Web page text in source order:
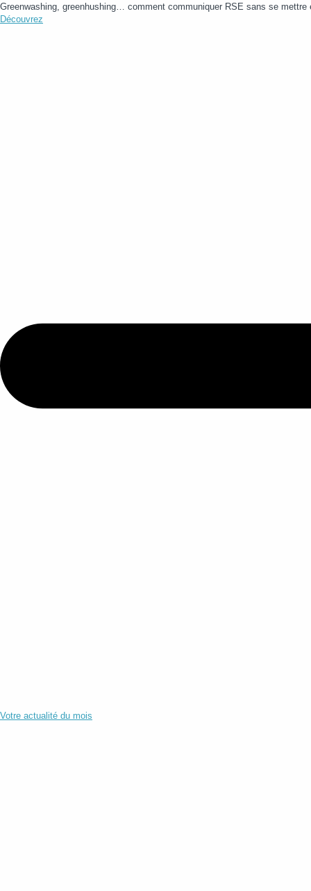
Greenwashing, greenhushing… comment communiquer RSE sans se mettre
Découvrez
Votre actualité du mois